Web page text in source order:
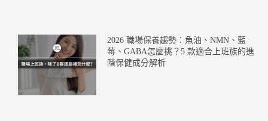
2026 職場保養趨勢：魚油、NMN、藍
莓、GABA怎麼挑？5 款適合上班族的進
階保健成分解析